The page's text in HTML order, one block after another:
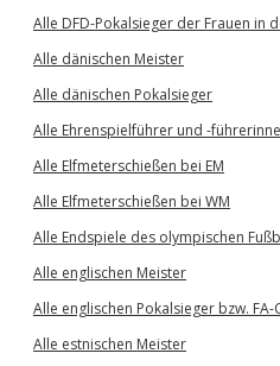
Alle DFD-Pokalsieger der Frauen in
Alle dänischen Meister
Alle dänischen Pokalsieger
Alle Ehrenspielführer und -
Alle Elfmeterschießen bei EM
Alle Elfmeterschießen bei WM
Alle Endspiele des olympischen
Alle englischen Meister
Alle englischen Pokalsieger bzw. FA-
Alle estnischen Meister